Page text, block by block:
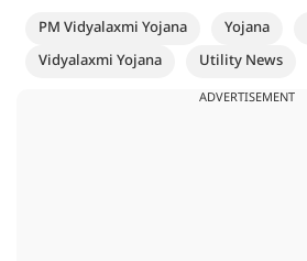
PM Vidyalaxmi Yojana Yojana
Vidyalaxmi Yojana
Utility News
ADVERTISEMENT